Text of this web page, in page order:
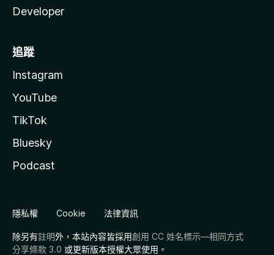
Developer
追蹤
Instagram
YouTube
TikTok
Bluesky
Podcast
隱私權 Cookie 法律資訊
除另有註明外，本站內容皆採用創用 CC 姓名標示—相同方式
分享條款 3.0 或更新版本授權大眾使用。